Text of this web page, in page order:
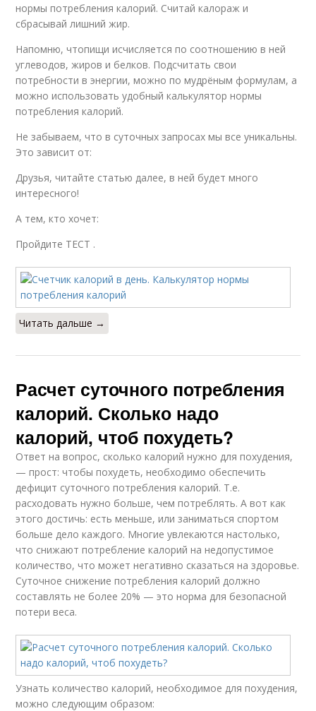
нормы потребления калорий. Считай калораж и
сбрасывай лишний жир.
Напомню, чтопищи исчисляется по соотношению в ней
углеводов, жиров и белков. Подсчитать свои
потребности в энергии, можно по мудрёным формулам, а
можно использовать удобный калькулятор нормы
потребления калорий.
Не забываем, что в суточных запросах мы все уникальны.
Это зависит от:
Друзья, читайте статью далее, в ней будет много
интересного!
А тем, кто хочет:
Пройдите ТЕСТ .
Читать дальше →
Расчет суточного потребления
калорий. Сколько надо
калорий, чтоб похудеть?
Ответ на вопрос, сколько калорий нужно для похудения,
— прост: чтобы похудеть, необходимо обеспечить
дефицит суточного потребления калорий. Т.е.
расходовать нужно больше, чем потреблять. А вот как
этого достичь: есть меньше, или заниматься спортом
больше дело каждого. Многие увлекаются настолько,
что снижают потребление калорий на недопустимое
количество, что может негативно сказаться на здоровье.
Суточное снижение потребления калорий должно
составлять не более 20% — это норма для безопасной
потери веса.
Узнать количество калорий, необходимое для похудения,
можно следующим образом: